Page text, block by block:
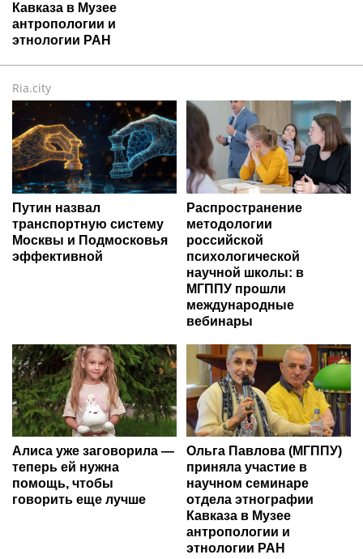
Кавказа в Музее
антропологии и
этнологии РАН
Ria.city
Путин назвал
транспортную систему
Москвы и Подмосковья
эффективной
Распространение
методологии
российской
психологической
научной школы: в
МГППУ прошли
международные
вебинары
Алиса уже заговорила —
теперь ей нужна
помощь, чтобы
говорить еще лучше
Ольга Павлова (МГППУ)
приняла участие в
научном семинаре
отдела этнографии
Кавказа в Музее
антропологии и
этнологии РАН